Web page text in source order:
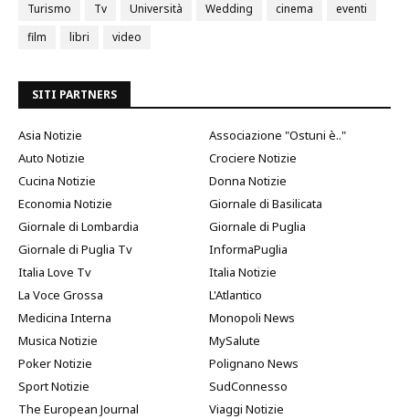
Turismo
Tv Università Wedding cinema
eventi
film
libri video
SITI PARTNERS
Asia Notizie
Associazione "Ostuni è.."
Auto Notizie
Crociere Notizie
Cucina Notizie
Donna Notizie
Economia Notizie
Giornale di Basilicata
Giornale di Lombardia
Giornale di Puglia
Giornale di Puglia Tv
InformaPuglia
Italia Love Tv
Italia Notizie
La Voce Grossa
L'Atlantico
Medicina Interna
Monopoli News
Musica Notizie
MySalute
Poker Notizie
Polignano News
Sport Notizie
SudConnesso
The European Journal
Viaggi Notizie